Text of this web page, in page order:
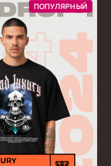
ПОПУЛЯРНЫЙ